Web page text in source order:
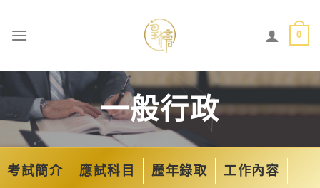
0
一般行政
考試簡介 應試科目 歷年錄取
工作內容